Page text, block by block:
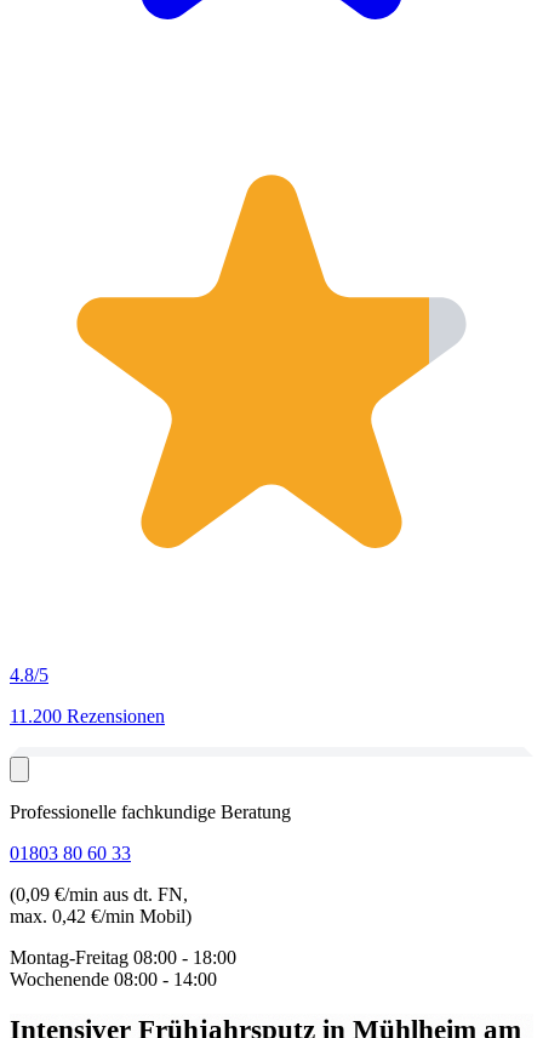
4.8/5
11.200 Rezensionen
Professionelle fachkundige Beratung
01803 80 60 33
(0,09 €/min aus dt. FN,
max. 0,42 €/min Mobil)
Montag-Freitag 08:00 - 18:00
Wochenende 08:00 - 14:00
Intensiver Frühjahrsputz in Mühlheim am